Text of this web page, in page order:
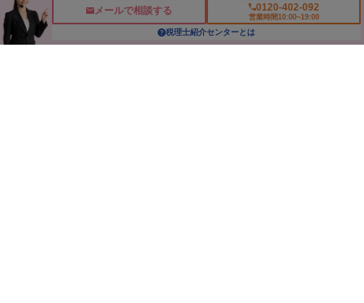
相続税の基礎控除
相続税の計算
メールで相談する 0120-402-092
営業時間10:00~19:00
税理士紹介センターとは